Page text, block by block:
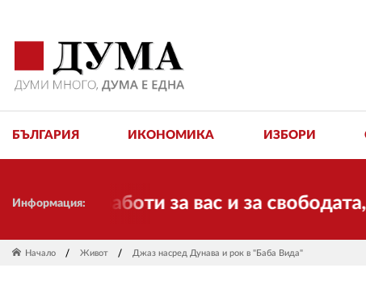
БЪЛГАРИЯ ИКОНОМИКА ИЗБОРИ
Информация:за вас и за свободата,
Начало Живот Джаз насред Дунава и рок в "Баба Вида"